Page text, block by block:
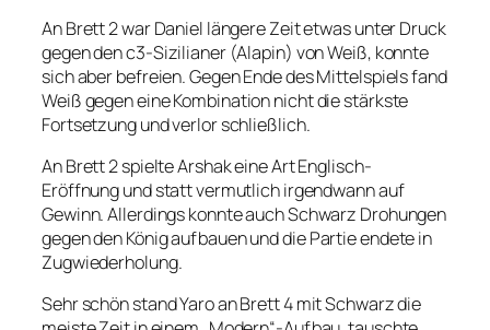
An Brett 2 war Daniel längere Zeit etwas unter Druck
gegen den c3-Sizilianer (Alapin) von Weiß, konnte
sich aber befreien. Gegen Ende des Mittelspiels fand
Weiß gegen eine Kombination nicht die stärkste
Fortsetzung und verlor schließlich.
An Brett 2 spielte Arshak eine Art Englisch-
Eröffnung und statt vermutlich irgendwann auf
Gewinn. Allerdings konnte auch Schwarz Drohungen
gegen den König aufbauen und die Partie endete in
Zugwiederholung.
Sehr schön stand Yaro an Brett 4 mit Schwarz die